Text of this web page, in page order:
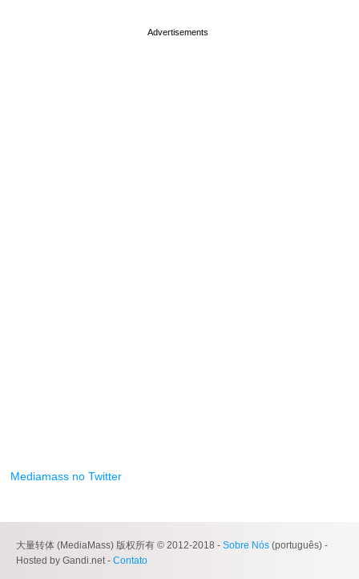
Mediamass no Twitter
大量转体 (MediaMass) 版权所有 © 2012-2018 - Sobre Nós (português) -
Hosted by Gandi.net - Contato